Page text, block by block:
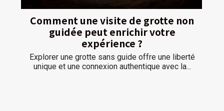
Comment une visite de grotte non
guidée peut enrichir votre
expérience ?
Explorer une grotte sans guide offre une liberté
unique et une connexion authentique avec la...